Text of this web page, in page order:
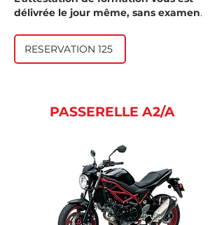
délivrée le jour même, sans examen.
RESERVATION 125
PASSERELLE A2/A